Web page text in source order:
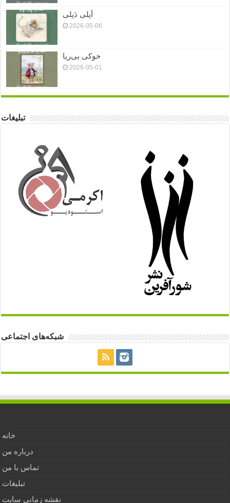
اَپلی دَپلی
2026-05-06
خوکی بی‌ریا
2026-05-01
تبلیغات
شبکه‌های اجتماعی
خانه
درباره من
تماس با من
تبلیغات
نقشه زمانی سایت